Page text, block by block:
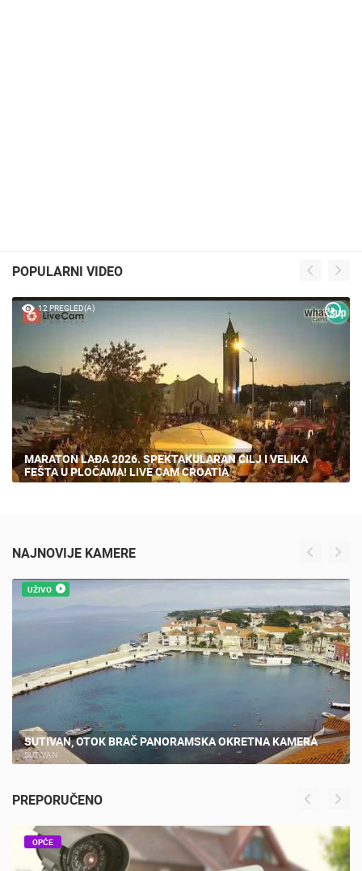
POPULARNI VIDEO
12 PREGLED(A)
MARATON LAĐA 2026. SPEKTAKULARAN CILJ I VELIKA
FEŠTA U PLOČAMA! LIVE CAM CROATIA
NAJNOVIJE KAMERE
UŽIVO
SUTIVAN, OTOK BRAČ PANORAMSKA OKRETNA KAMERA
SUTIVAN
PREPORUČENO
OPĆE